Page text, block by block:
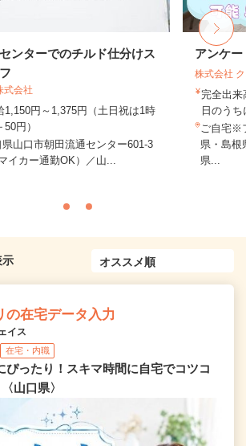
ンターでのチルド仕分けス
式会社
1,150円～1,375円（土日祝は1時
50円）
県山口市朝田流通センター601-3
イカー通勤OK）／山...
アンケ
株式会社
完全出
日のう
ご自宅※
県・島根
県...
示
の在宅データ入力
イス
在宅・内職
ぴったり！スキマ時間に自宅でコツコ
山口県〉